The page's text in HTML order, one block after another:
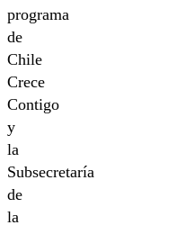
programa
de
Chile
Crece
Contigo
y
la
Subsecretaría
de
la